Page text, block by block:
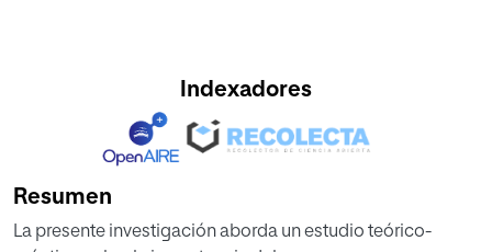
Indexadores
Resumen
La presente investigación aborda un estudio teórico-